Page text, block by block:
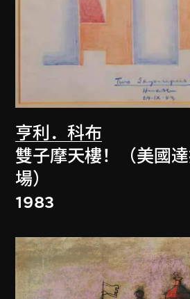
亨利．科布
雙子摩天樓！（美國
場）
1983